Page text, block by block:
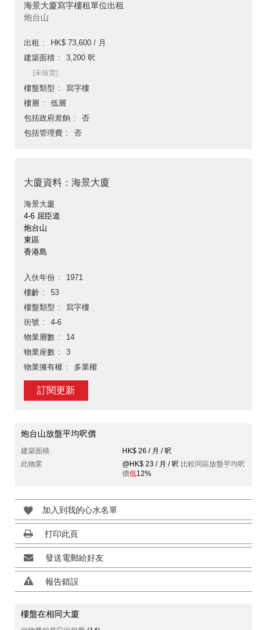
海景大廈寫字樓租單位出租
炮台山
出租
HK$ 73,600 / 月
建築面積
3,200 呎
[未核實]
樓盤類型
寫字樓
樓層
低層
包括政府差餉
否
包括管理費
否
大廈資料：海景大廈
海景大廈
4-6 屈臣道
炮台山
東區
香港島
入伙年份
1971
樓齡
53
樓盤類型
寫字樓
街號
4-6
物業層數
14
物業座數
3
物業擁有權
多業權
訂閱更新
炮台山放盤平均呎價
建築面積
HK$ 26 / 月 / 呎
此物業
@HK$ 23 / 月 / 呎 比較同區放盤平均呎
價低12%
加入到我的心水名單
打印此頁
發送電郵給好友
報告錯誤
樓盤在相同大廈